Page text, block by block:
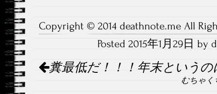
Copyright © 2014 deathnote.me All
Posted 2015年1月29日 by
navigation
糞最低だ！！！年末というの
むちゃく